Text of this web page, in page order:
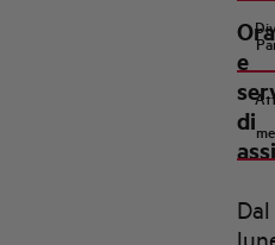
e
di
Dal